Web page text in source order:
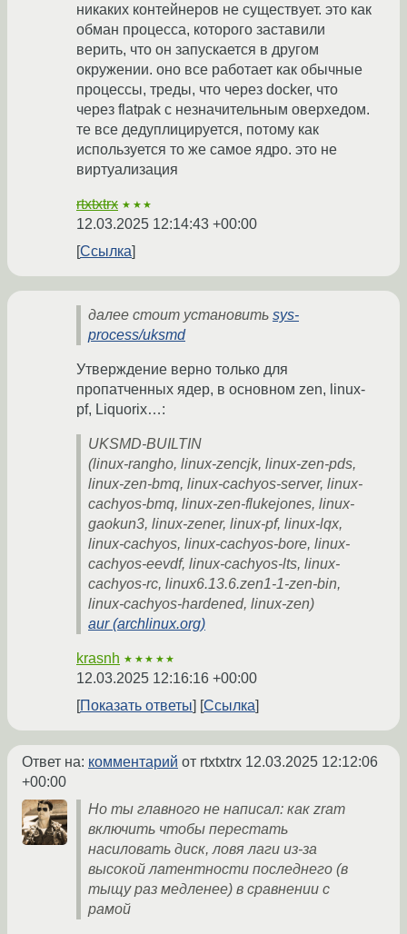
никаких контейнеров не существует. это как
обман процесса, которого заставили
верить, что он запускается в другом
окружении. оно все работает как обычные
процессы, треды, что через docker, что
через flatpak с незначительным оверхедом.
те все дедуплицируется, потому как
используется то же самое ядро. это не
виртуализация
rtxtxtrx ★★★
12.03.2025 12:14:43 +00:00
Ссылка
далее стоит установить sys-
process/uksmd
Утверждение верно только для
пропатченных ядер, в основном zen, linux-
pf, Liquorix…:
UKSMD-BUILTIN
(linux-rangho, linux-zencjk, linux-zen-pds,
linux-zen-bmq, linux-cachyos-server, linux-
cachyos-bmq, linux-zen-flukejones, linux-
gaokun3, linux-zener, linux-pf, linux-lqx,
linux-cachyos, linux-cachyos-bore, linux-
cachyos-eevdf, linux-cachyos-lts, linux-
cachyos-rc, linux6.13.6.zen1-1-zen-bin,
linux-cachyos-hardened, linux-zen)
aur (archlinux.org)
krasnh ★★★★★
12.03.2025 12:16:16 +00:00
Показать ответы
Ссылка
Ответ на: комментарий от rtxtxtrx 12.03.2025 12:12:06
+00:00
Но ты главного не написал: как zram
включить чтобы перестать
насиловать диск, ловя лаги из-за
высокой латентности последнего (в
тыщу раз медленее) в сравнении с
рамой